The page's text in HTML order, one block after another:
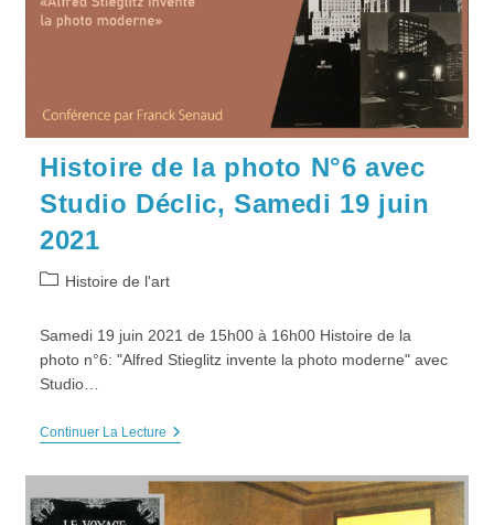
Histoire de la photo N°6 avec
Studio Déclic, Samedi 19 juin
2021
PostHistoire de l'art
Samedi 19 juin 2021 de 15h00 à 16h00 Histoire de la
photo n°6: "Alfred Stieglitz invente la photo moderne" avec
Studio…
Continuer La LectureHistoire
Photo
N°6
Avec